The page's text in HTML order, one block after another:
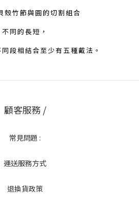
殼竹節與圓的切割組合
不同的長短，
段相結合至少有五種戴法。
顧客服務 /
常見問題 :
運送服務方式
退換貨政策